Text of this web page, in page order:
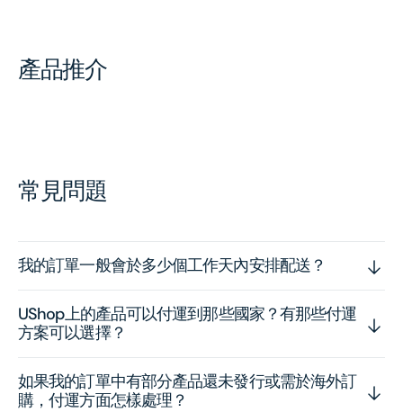
產品推介
常見問題
我的訂單一般會於多少個工作天內安排配送？
UShop上的產品可以付運到那些國家？有那些付運
方案可以選擇？
如果我的訂單中有部分產品還未發行或需於海外訂
購，付運方面怎樣處理？